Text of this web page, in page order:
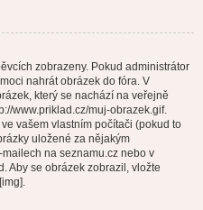
zobrazeny. Pokud administrátor
nahrát obrázek do fóra. V
který se nachází na veřejně
www.priklad.cz/muj-obrazek.gif.
vašem vlastním počítači (pokud to
uložené za nějakým
na seznamu.cz nebo v
Aby se obrázek zobrazil, vložte